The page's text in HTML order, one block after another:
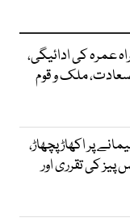
عمرہ کی ادائیگی،
ملک و قوم
پر اکھاڑ پچھاڑ،
کی تقرری اور